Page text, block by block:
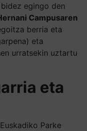
egingo den
Campusaren
berria eta
eta
urratsekin uztartu
eta
Parke